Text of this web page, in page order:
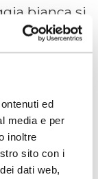
ed
media e per
inoltre
sito con i
dati web,
bianca si
del
visitare la